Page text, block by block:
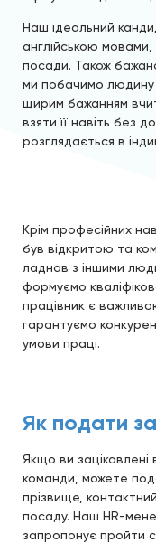
Наш ідеальний
англійською мовами,
посади. Також
ми побачимо людину
щирим бажанням
взяти її навіть без
розглядається в
Крім професійних
був відкритою та
ладнав з іншими
формуємо
працівник є
гарантуємо
умови праці.
Як подати
Якщо ви
команди, можете
прізвище,
посаду. Наш HR-
запропонує пройти